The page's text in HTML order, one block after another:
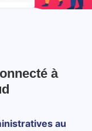
à
au